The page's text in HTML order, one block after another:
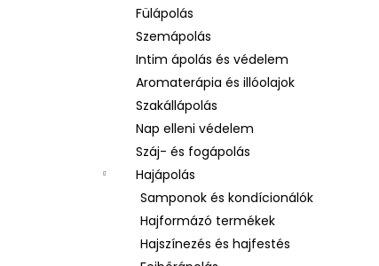
Fülápolás
Szemápolás
Intim ápolás és védelem
Aromaterápia és illóolajok
Szakállápolás
Nap elleni védelem
Száj- és fogápolás
Hajápolás
Samponok és kondícionálók
Hajformázó termékek
Hajszínezés és hajfestés